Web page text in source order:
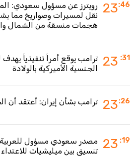
23:46
رويترز عن مسؤول سعودي:
نقل لمسيرات وصواريخ مما
هجمات منسقة من الشمال
23 :31
ترامب يوقع أمراً تنفيذياً
الجنسية الأميركية بالولادة
23:26 ترامب بشأن إيران: أعتقد أن
23 :19
مصدر سعودي مسؤول للعربية:
تنسيق بين ميليشيات